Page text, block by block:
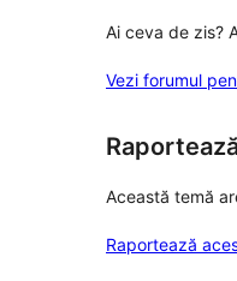
Ai ceva de zis?
Vezi forumul
Această temă
Raportează